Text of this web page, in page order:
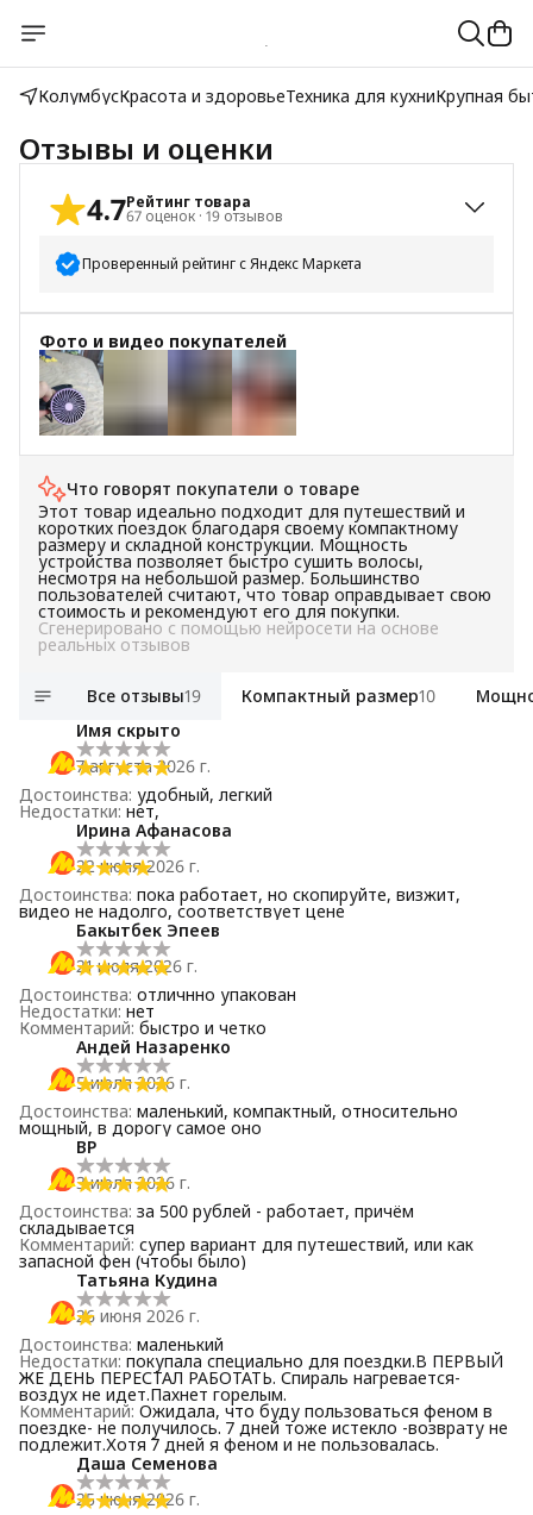
КолумбусКрасота и здоровьеТехника для кухниКрупная
Отзывы и оценки
4.7Рейтинг товара
67 оценок · 19 отзывов
Проверенный рейтинг с Яндекс Маркета
5 звёзд
58
4 звезды
3 звезды
2 звезды
1 звезда
Фото и видео покупателей
+3
Что говорят покупатели о товаре
Этот товар идеально подходит для путешествий и
коротких поездок благодаря своему компактному
размеру и складной конструкции. Мощность
устройства позволяет быстро сушить волосы,
несмотря на небольшой размер. Большинство
пользователей считают, что товар оправдывает свою
стоимость и рекомендуют его для покупки.
Сгенерировано с помощью нейросети на основе
реальных отзывов
Все отзывы19 Компактный размер10
Имя скрыто
7 августа 2026 г.
Достоинства: удобный, легкий
Недостатки: нет,
Ирина Афанасова
22 июля 2026 г.
Достоинства: пока работает, но скопируйте, визжит,
видео не надолго, соответствует цене
Бакытбек Эпеев
21 июля 2026 г.
Достоинства: отличнно упакован
Недостатки: нет
Комментарий: быстро и четко
Андей Назаренко
5 июля 2026 г.
Достоинства: маленький, компактный, относительно
мощный, в дорогу самое оно
BP
3 июля 2026 г.
Достоинства: за 500 рублей - работает, причём
складывается
Комментарий: супер вариант для путешествий, или как
запасной фен (чтобы было)
Татьяна Кудина
26 июня 2026 г.
Достоинства: маленький
Недостатки: покупала специально для поездки.В ПЕРВЫЙ
ЖЕ ДЕНЬ ПЕРЕСТАЛ РАБОТАТЬ. Спираль нагревается-
воздух не идет.Пахнет горелым.
Комментарий: Ожидала, что буду пользоваться феном в
поездке- не получилось. 7 дней тоже истекло -возврату не
подлежит.Хотя 7 дней я феном и не пользовалась.
Даша Семенова
25 июня 2026 г.